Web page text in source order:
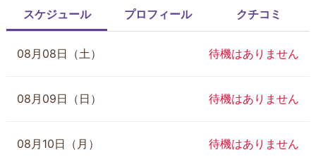
スケジュール プロフィール クチコミ
08月08日（土） 待機はありません
08月09日（日） 待機はありません
08月10日（月） 待機はありません